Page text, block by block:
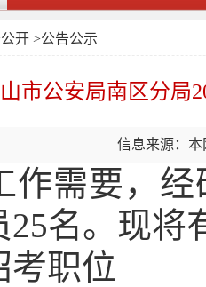
开 >公告公示
市公安局南区分局
信息来源：本
要，经
25名。现将
职位